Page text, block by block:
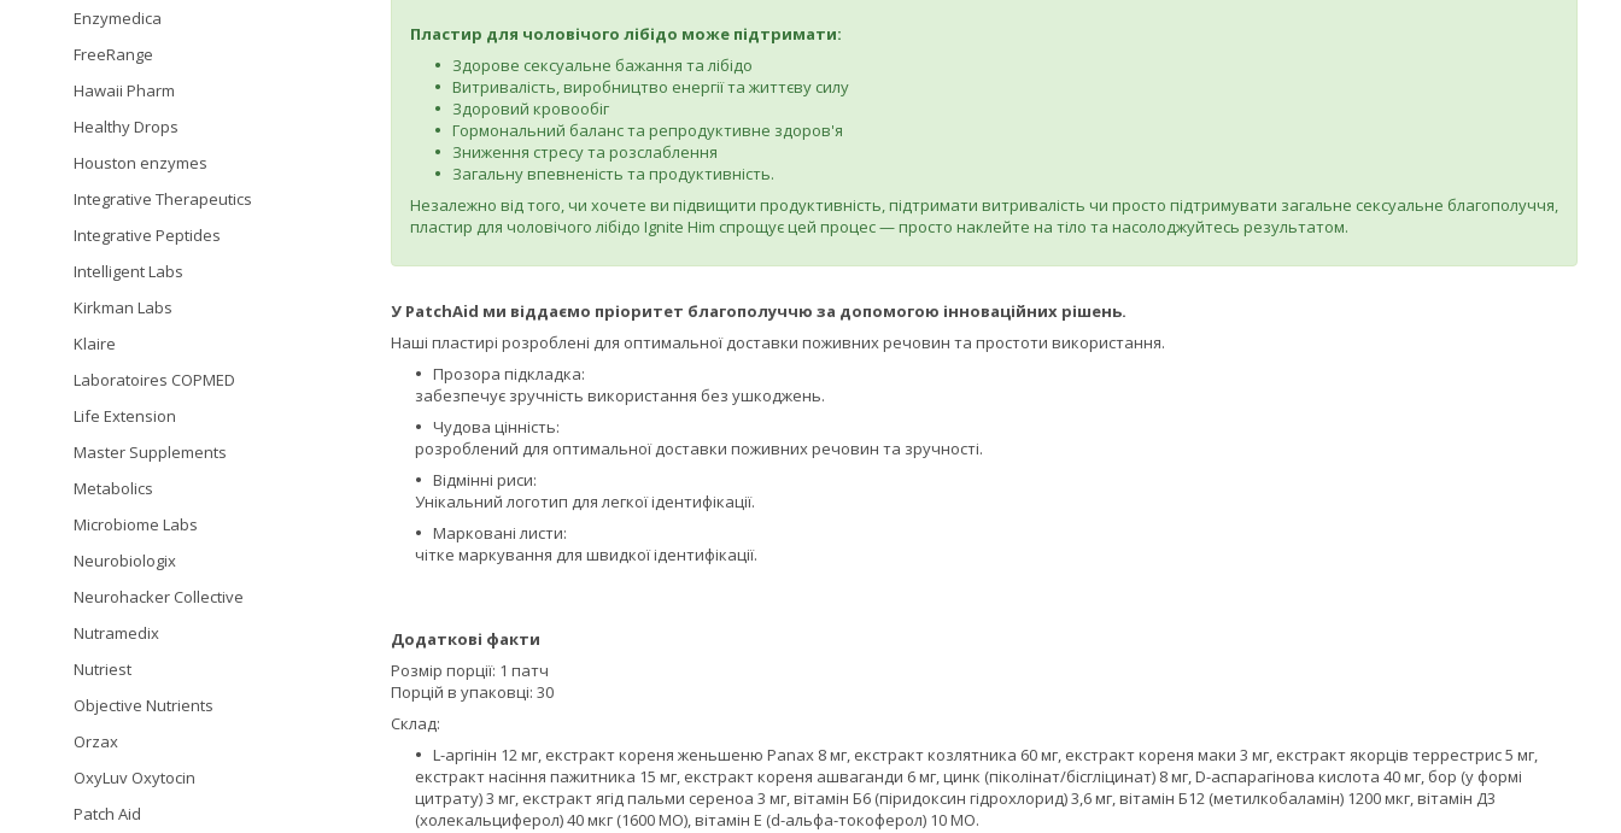
Пластир для чоловічого лібідо може підтримати:
Здорове сексуальне бажання та лібідо
Витривалість, виробництво енергії та життєву силу
Здоровий кровообіг
Гормональний баланс та репродуктивне здоров'я
Зниження стресу та розслаблення
Загальну впевненість та продуктивність.
Незалежно від того, чи хочете ви підвищити продуктивність, підтримати витривалість чи просто підтримувати загальне сексуальне благополуччя,
пластир для чоловічого лібідо Ignite Him спрощує цей процес — просто наклейте на тіло та насолоджуйтесь результатом.
У PatchAid ми віддаємо пріоритет благополуччю за допомогою інноваційних рішень.
Наші пластирі розроблені для оптимальної доставки поживних речовин та простоти використання.
Прозора підкладка:
забезпечує зручність використання без ушкоджень.
Чудова цінність:
розроблений для оптимальної доставки поживних речовин та зручності.
Відмінні риси:
Унікальний логотип для легкої ідентифікації.
Марковані листи:
чітке маркування для швидкої ідентифікації.
Додаткові факти
Розмір порції: 1 патч
Порцій в упаковці: 30
Склад:
L-аргінін 12 мг, екстракт кореня женьшеню Panax 8 мг, екстракт козлятника 60 мг, екстракт кореня маки 3 мг, екстракт якорців террестрис 5 мг,
екстракт насіння пажитника 15 мг, екстракт кореня ашваганди 6 мг, цинк (піколінат/бісгліцинат) 8 мг, D-аспарагінова кислота 40 мг, бор (у формі
цитрату) 3 мг, екстракт ягід пальми сереноа 3 мг, вітамін Б6 (піридоксин гідрохлорид) 3,6 мг, вітамін Б12 (метилкобаламін) 1200 мкг, вітамін Д3
(холекальциферол) 40 мкг (1600 МО), вітамін E (d-альфа-токоферол) 10 МО.
Enzymedica
FreeRange
Hawaii Pharm
Healthy Drops
Houston enzymes
Integrative Therapeutics
Integrative Peptides
Intelligent Labs
Kirkman Labs
Klaire
Laboratoires COPMED
Life Extension
Master Supplements
Metabolics
Microbiome Labs
Neurobiologix
Neurohacker Collective
Nutramedix
Nutriest
Objective Nutrients
Orzax
OxyLuv Oxytocin
Patch Aid